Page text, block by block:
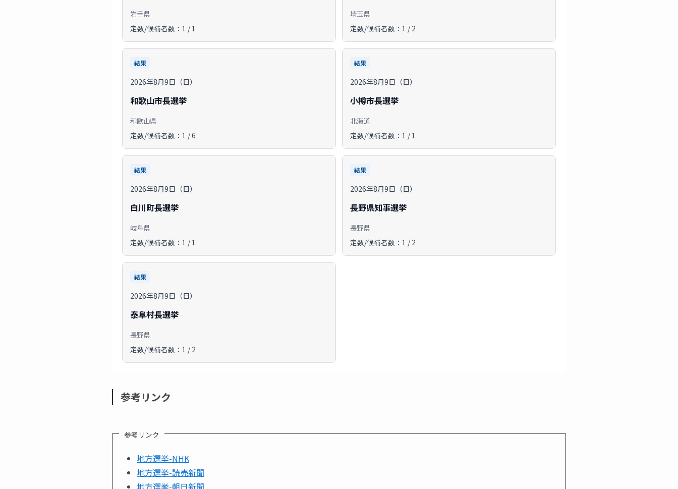
岩手県
定数/候補者数：1 / 1
埼玉県
定数/候補者数：1 / 2
結果
2026年8月9日（日）
和歌山市長選挙
和歌山県
定数/候補者数：1 / 6
結果
2026年8月9日（日）
小樽市長選挙
北海道
定数/候補者数：1 / 1
結果
2026年8月9日（日）
白川町長選挙
岐阜県
定数/候補者数：1 / 1
結果
2026年8月9日（日）
長野県知事選挙
長野県
定数/候補者数：1 / 2
結果
2026年8月9日（日）
泰阜村長選挙
長野県
定数/候補者数：1 / 2
参考リンク
参考リンク
地方選挙-NHK
地方選挙-読売新聞